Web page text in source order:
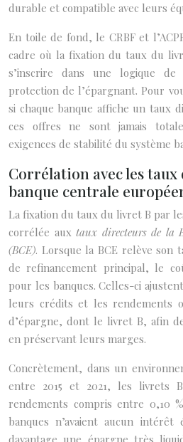
durable et compatible avec leurs
En toile de fond, le CRBF et
cadre où la fixation du taux du
s’inscrire dans une logique
protection de l’épargnant. Pour
si chaque banque affiche un taux
ces offres ne sont jamais
exigences de stabilité du système
Corrélation avec les taux
banque centrale
La fixation du taux du livret B par
corrélée aux taux directeurs de la
(BCE). Lorsque la BCE relève son
de refinancement principal, le
pour les banques. Celles-ci
leurs crédits et les rendements
d’épargne, dont le livret B, afin
en préservant leurs marges.
Concrètement, dans un
entre 2015 et 2021, les livrets
rendements compris entre 0,10
banques n’avaient aucun intérêt
davantage une épargne très